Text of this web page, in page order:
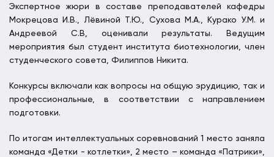
Экспертное жюри в составе преподавателей кафедры
Мокрецова И.В., Лёвиной Т.Ю., Сухова М.А., Курако У.М. и
Андреевой С.В, оценивали результаты. Ведущим
мероприятия был студент института биотехнологии, член
студенческого совета, Филиппов Никита.
Конкурсы включали как вопросы на общую эрудицию, так и
профессиональные, в соответствии с направлением
подготовки.
По итогам интеллектуальных соревнований 1 место заняла
команда «Детки - котлетки», 2 место – команда «Патрики»,